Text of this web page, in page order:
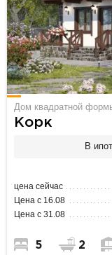
Дом квадратной
Корк
В
цена сейчас
Цена с 16.08
Цена с 31.08
5 2